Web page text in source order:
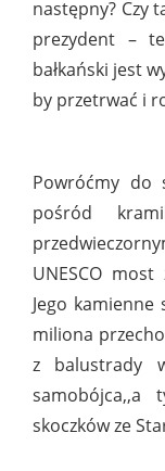
następny? Czy
prezydent –
bałkański jest
by przetrwać i
Powróćmy do
pośród
UNESCO
Jego kamienne
miliona
z balustrady
samobójca,,a
skoczków ze